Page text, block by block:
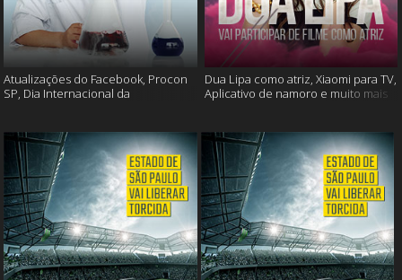
Atualizações do Facebook, Procon
SP, Dia Internacional da
Dua Lipa como atriz, Xiaomi para TV,
Aplicativo de namoro e muito mais